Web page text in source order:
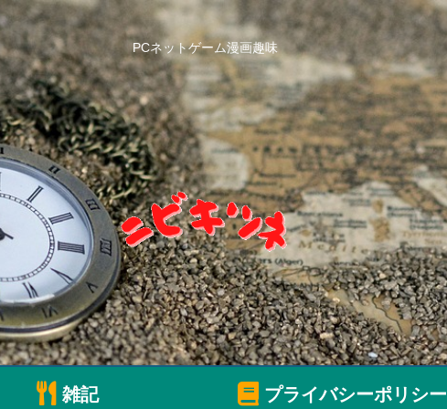
PCネットゲーム漫画趣味
雑記 プライバシーポリシー